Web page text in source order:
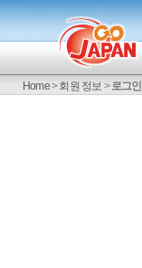
Home>회원 정보 >로그인